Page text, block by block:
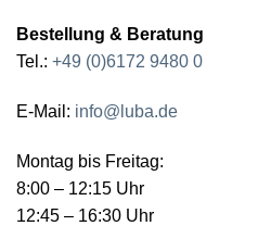
Bestellung & Beratung
Tel.: +49 (0)6172 9480 0
E-Mail: info@luba.de
Montag bis Freitag:
8:00 – 12:15 Uhr
12:45 – 16:30 Uhr